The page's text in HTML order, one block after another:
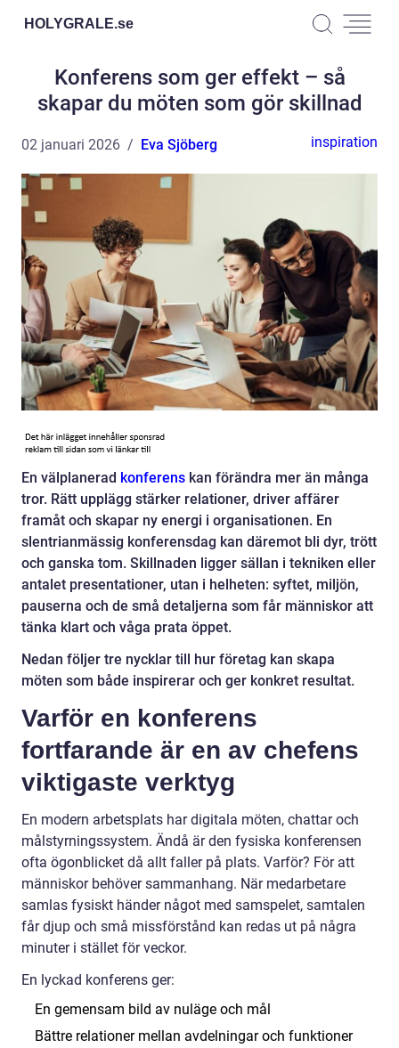
HOLYGRALE.se
Konferens som ger effekt – så
skapar du möten som gör skillnad
02 januari 2026 Eva Sjöberg inspiration
En välplanerad konferens kan förändra mer än många
tror. Rätt upplägg stärker relationer, driver affärer
framåt och skapar ny energi i organisationen. En
slentrianmässig konferensdag kan däremot bli dyr, trött
och ganska tom. Skillnaden ligger sällan i tekniken eller
antalet presentationer, utan i helheten: syftet, miljön,
pauserna och de små detaljerna som får människor att
tänka klart och våga prata öppet.
Nedan följer tre nycklar till hur företag kan skapa
möten som både inspirerar och ger konkret resultat.
Varför en konferens
fortfarande är en av chefens
viktigaste verktyg
En modern arbetsplats har digitala möten, chattar och
målstyrningssystem. Ändå är den fysiska konferensen
ofta ögonblicket då allt faller på plats. Varför? För att
människor behöver sammanhang. När medarbetare
samlas fysiskt händer något med samspelet, samtalen
får djup och små missförstånd kan redas ut på några
minuter i stället för veckor.
En lyckad konferens ger:
En gemensam bild av nuläge och mål
Bättre relationer mellan avdelningar och funktioner